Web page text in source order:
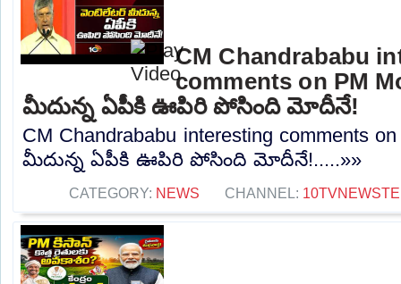
CM Chandrababu
comments on PM
మీదున్న ఏపీకి ఊపిరి పోసింది మోదీనే!
CM Chandrababu interesting comments
మీదున్న ఏపీకి ఊపిరి పోసింది మోదీనే!.....»»
CATEGORY: NEWS CHANNEL: